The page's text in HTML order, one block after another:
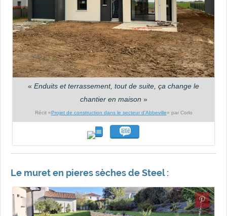
« Enduits et terrassement, tout de suite, ça change le
chantier en maison »
Récit «Projet de construction dans le secteur d'Abbeville» par Corlo
Le muret en pieres sèches de Steel :